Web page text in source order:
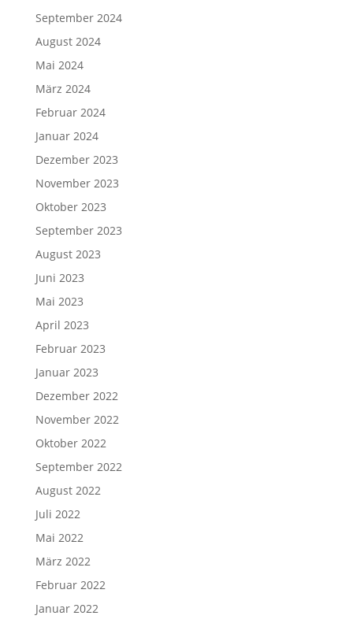
September 2024
August 2024
Mai 2024
März 2024
Februar 2024
Januar 2024
Dezember 2023
November 2023
Oktober 2023
September 2023
August 2023
Juni 2023
Mai 2023
April 2023
Februar 2023
Januar 2023
Dezember 2022
November 2022
Oktober 2022
September 2022
August 2022
Juli 2022
Mai 2022
März 2022
Februar 2022
Januar 2022